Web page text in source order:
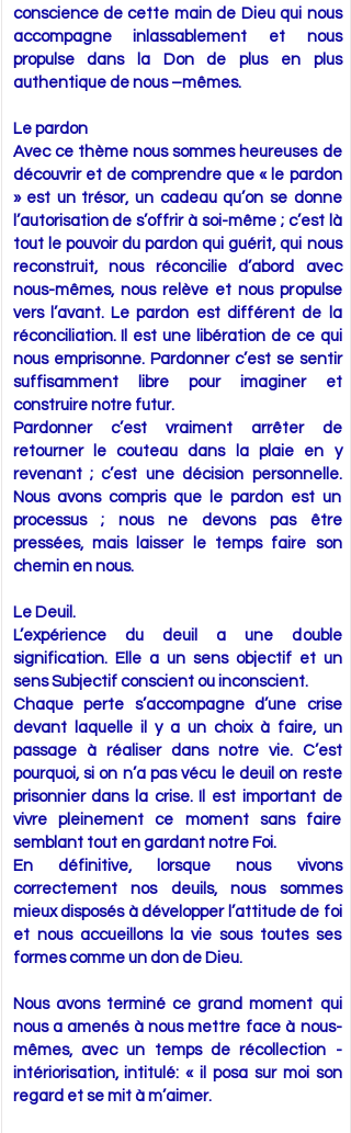
conscience de cette main de Dieu qui nous
accompagne inlassablement et nous
propulse dans la Don de plus en plus
authentique de nous –mêmes.
Le pardon
Avec ce thème nous sommes heureuses de
découvrir et de comprendre que « le pardon
» est un trésor, un cadeau qu’on se donne
l’autorisation de s’offrir à soi-même ; c’est là
tout le pouvoir du pardon qui guérit, qui nous
reconstruit, nous réconcilie d’abord avec
nous-mêmes, nous relève et nous propulse
vers l’avant. Le pardon est différent de la
réconciliation. Il est une libération de ce qui
nous emprisonne. Pardonner c’est se sentir
suffisamment libre pour imaginer et
construire notre futur.
Pardonner c’est vraiment arrêter de
retourner le couteau dans la plaie en y
revenant ; c’est une décision personnelle.
Nous avons compris que le pardon est un
processus ; nous ne devons pas être
pressées, mais laisser le temps faire son
chemin en nous.
Le Deuil.
L’expérience du deuil a une double
signification. Elle a un sens objectif et un
sens Subjectif conscient ou inconscient.
Chaque perte s’accompagne d’une crise
devant laquelle il y a un choix à faire, un
passage à réaliser dans notre vie. C’est
pourquoi, si on n’a pas vécu le deuil on reste
prisonnier dans la crise. Il est important de
vivre pleinement ce moment sans faire
semblant tout en gardant notre Foi.
En définitive, lorsque nous vivons
correctement nos deuils, nous sommes
mieux disposés à développer l’attitude de foi
et nous accueillons la vie sous toutes ses
formes comme un don de Dieu.
Nous avons terminé ce grand moment qui
nous a amenés à nous mettre face à nous-
mêmes, avec un temps de récollection -
intériorisation, intitulé: « il posa sur moi son
regard et se mit à m’aimer.